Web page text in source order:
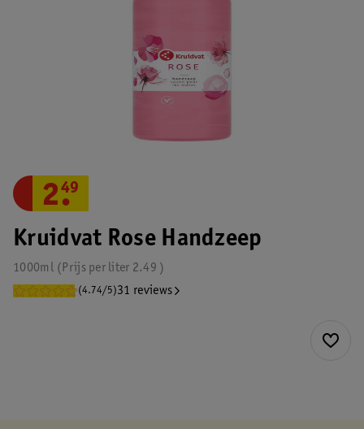
Kruidvat Rose Handzeep
1000ml 2.49
Prijs per liter
(4.74/5)31 reviews
2.
49